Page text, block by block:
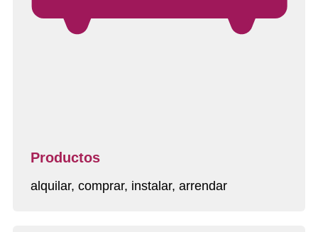
Productos
alquilar, comprar, instalar, arrendar